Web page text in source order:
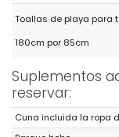
Toallas de playa para
180cm por 85cm
Suplementos
reservar:
Cuna incluida la ropa